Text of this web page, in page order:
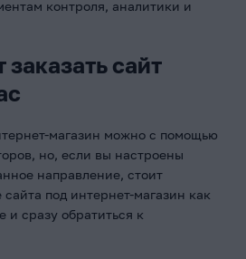
контроля, аналитики и
заказать сайт
магазин можно с помощью
но, если вы настроены
направление, стоит
под интернет-магазин как
сразу обратиться к